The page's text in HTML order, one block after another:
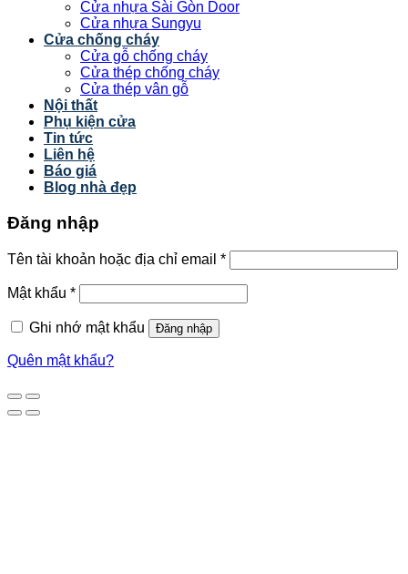
Cửa nhựa Sài Gòn Door
Cửa nhựa Sungyu
Cửa chống cháy
Cửa gỗ chống cháy
Cửa thép chống cháy
Cửa thép vân gỗ
Nội thất
Phụ kiện cửa
Tin tức
Liên hệ
Báo giá
Blog nhà đẹp
Đăng nhập
Tên tài khoản hoặc địa chỉ email *
Mật khẩu *
Ghi nhớ mật khẩu Đăng nhập
Quên mật khẩu?